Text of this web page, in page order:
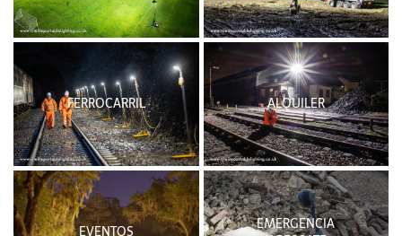
FERROCARRIL ALQUILER
EVENTOS
EMERGENCIA